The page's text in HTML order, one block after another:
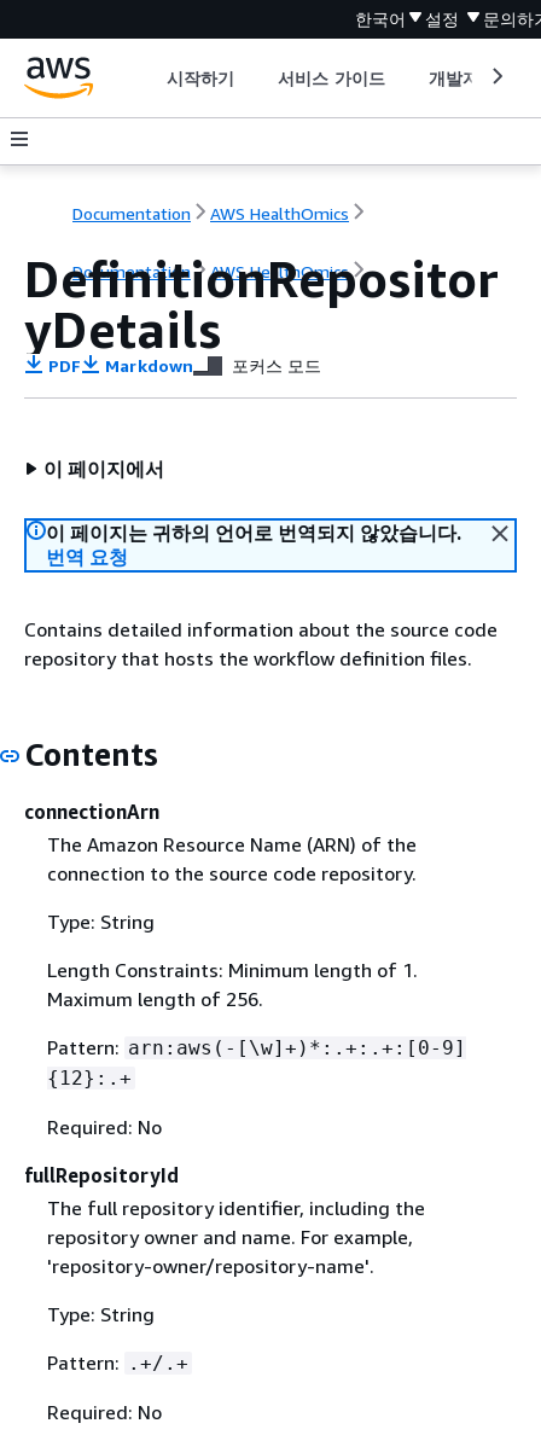
한국어 설정 문의하
시작하기 서비스 가이드 개발자 도구
Documentation AWS HealthOmics
Documentation AWS HealthOmics
DefinitionRepositor
yDetails
PDF Markdown 포커스 모드
이 페이지에서
이 페이지는 귀하의 언어로 번역되지 않았습니다.
번역 요청
Contains detailed information about the source code
repository that hosts the workflow definition files.
Contents
connectionArn
The Amazon Resource Name (ARN) of the
connection to the source code repository.
Type: String
Length Constraints: Minimum length of 1.
Maximum length of 256.
Pattern: arn:aws(-[\w]+)*:.+:.+:[0-9]
{ 12}:.+
Required: No
fullRepositoryId
The full repository identifier, including the
repository owner and name. For example,
'repository-owner/repository-name'.
Type: String
Pattern: .+/.+
Required: No